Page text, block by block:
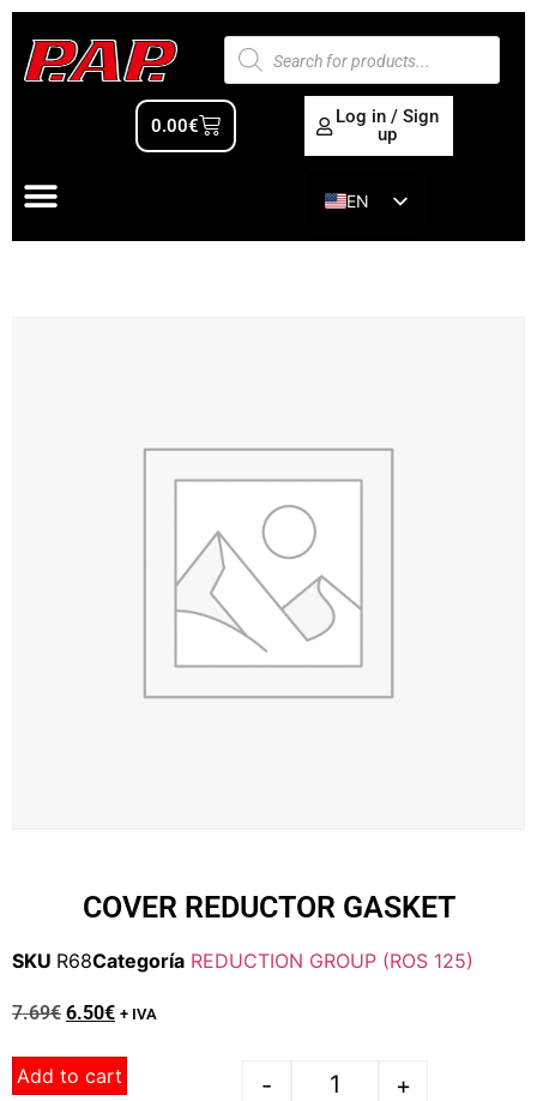
0.00€
Log in / Sign
up
EN
ES
COVER REDUCTOR GASKET
SKU R68Categoría REDUCTION GROUP (ROS 125)
7.69€ 6.50€ + IVA
- +
Add to cart